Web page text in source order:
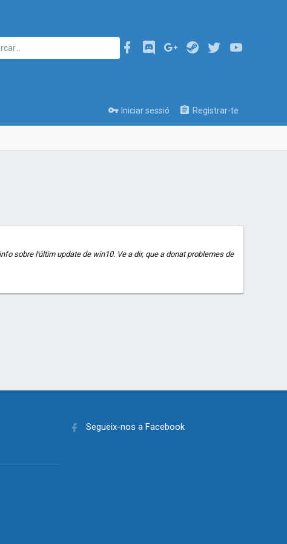
Iniciar sessió Registrar-te
sobre l'últim update de win10. Ve a dir, que a donat problemes de
Segueix-nos a Facebook